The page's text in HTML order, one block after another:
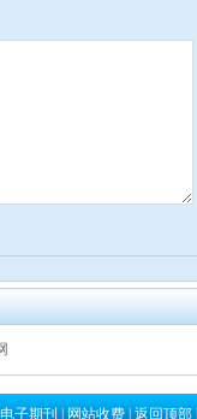
电子期刊|网站收费|返回顶部|